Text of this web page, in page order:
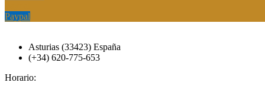
Paypal
Asturias (33423) España
(+34) 620-775-653
Horario: